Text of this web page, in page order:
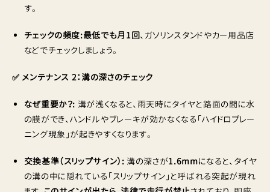
す。
チェックの頻度:最低でも月1回、ガソリンスタンドやカー用品店
などでチェックしましょう。
✅ メンテナンス 2：溝の深さのチェック
なぜ重要か？: 溝が浅くなると、雨天時にタイヤと路面の間に水
の膜ができ、ハンドルやブレーキが効かなくなる「ハイドロプレー
ニング現象」が起きやすくなります。
交換基準（スリップサイン）: 溝の深さが1.6mmになると、タイヤ
の溝の中に隠れている「スリップサイン」と呼ばれる突起が現れ